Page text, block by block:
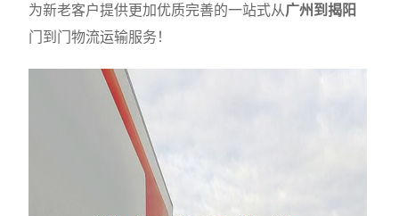
为新老客户提供更加优质完善的一站式从广州到揭阳
门到门物流运输服务！